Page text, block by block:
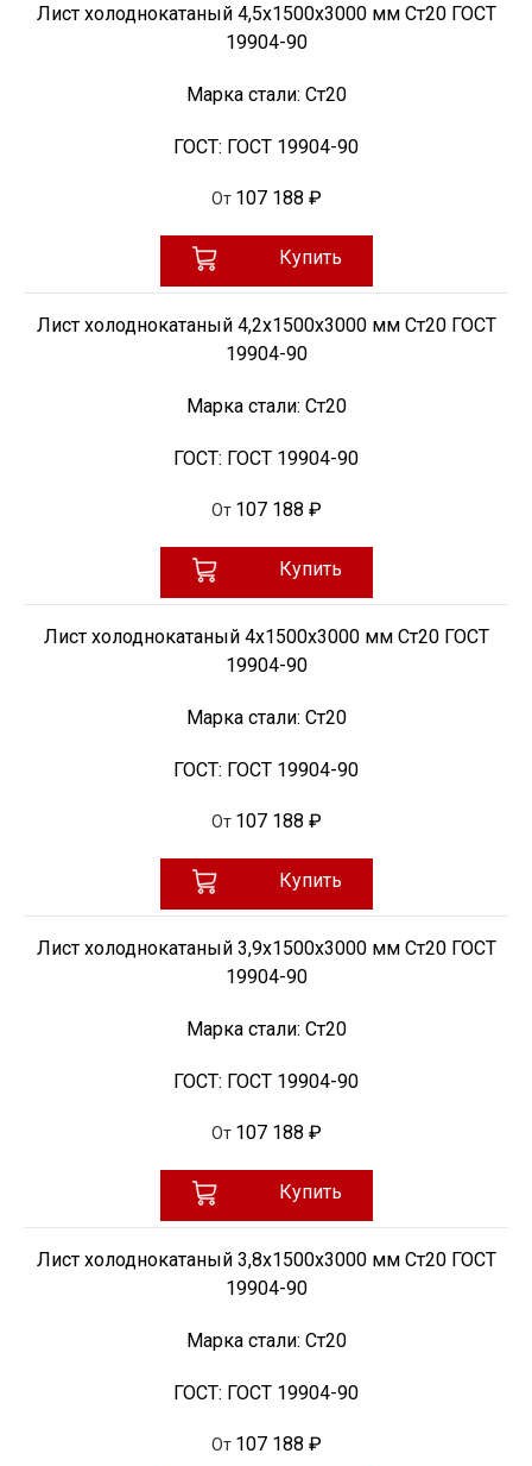
Лист холоднокатаный 4,5х1500х3000 мм Ст20 ГОСТ
19904-90
Марка стали: Ст20
ГОСТ: ГОСТ 19904-90
От 107 188 ₽
Купить
Лист холоднокатаный 4,2х1500х3000 мм Ст20 ГОСТ
19904-90
Марка стали: Ст20
ГОСТ: ГОСТ 19904-90
От 107 188 ₽
Купить
Лист холоднокатаный 4х1500х3000 мм Ст20 ГОСТ
19904-90
Марка стали: Ст20
ГОСТ: ГОСТ 19904-90
От 107 188 ₽
Купить
Лист холоднокатаный 3,9х1500х3000 мм Ст20 ГОСТ
19904-90
Марка стали: Ст20
ГОСТ: ГОСТ 19904-90
От 107 188 ₽
Купить
Лист холоднокатаный 3,8х1500х3000 мм Ст20 ГОСТ
19904-90
Марка стали: Ст20
ГОСТ: ГОСТ 19904-90
От 107 188 ₽